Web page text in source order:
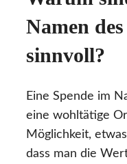
Namen
sinnvoll?
Eine Spende im
eine wohltätige
Möglichkeit,
dass man die